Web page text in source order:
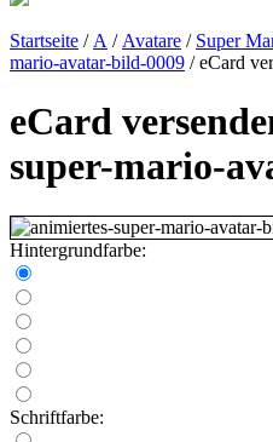
Startseite / A / Avatare / Super
mario-avatar-bild-0009 / eCard
eCard
super-mario-
Hintergrundfarbe:
Schriftfarbe: